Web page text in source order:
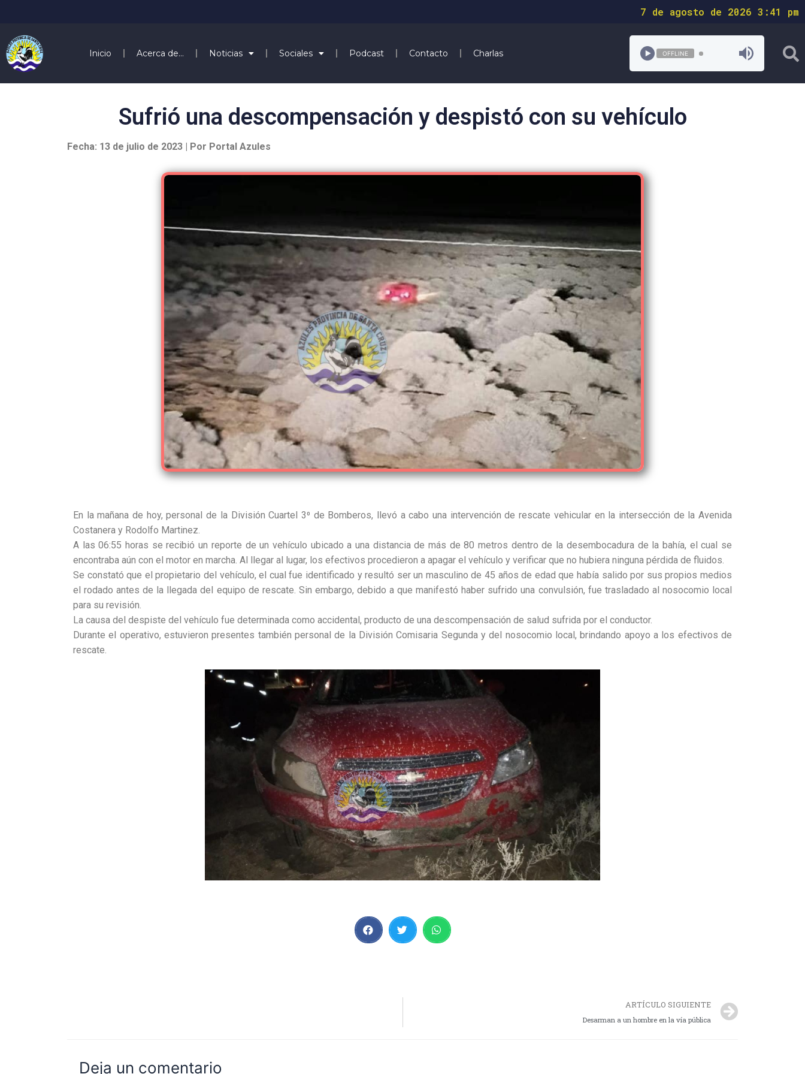
7 de agosto de 2026 3:41 pm
Inicio Acerca de… Noticias Sociales Podcast Contacto Charlas OFFLINE
Sufrió una descompensación y despistó con su vehículo
Fecha: 13 de julio de 2023 | Por Portal Azules
En la mañana de hoy, personal de la División Cuartel 3⁰ de Bomberos, llevó a cabo una intervención de rescate vehicular en la intersección de la Avenida
Costanera y Rodolfo Martinez.
A las 06:55 horas se recibió un reporte de un vehículo ubicado a una distancia de más de 80 metros dentro de la desembocadura de la bahía, el cual se
encontraba aún con el motor en marcha. Al llegar al lugar, los efectivos procedieron a apagar el vehículo y verificar que no hubiera ninguna pérdida de fluidos.
Se constató que el propietario del vehículo, el cual fue identificado y resultó ser un masculino de 45 años de edad que había salido por sus propios medios
el rodado antes de la llegada del equipo de rescate. Sin embargo, debido a que manifestó haber sufrido una convulsión, fue trasladado al nosocomio local
para su revisión.
La causa del despiste del vehículo fue determinada como accidental, producto de una descompensación de salud sufrida por el conductor.
Durante el operativo, estuvieron presentes también personal de la División Comisaria Segunda y del nosocomio local, brindando apoyo a los efectivos de
rescate.
ARTÍCULO SIGUIENTE
Desarman a un hombre en la vía pública
Deja un comentario